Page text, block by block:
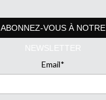
ABONNEZ-VOUS À NOTRE
NEWSLETTER
Email*